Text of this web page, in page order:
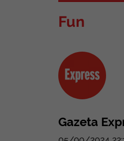
Fun
Gazeta